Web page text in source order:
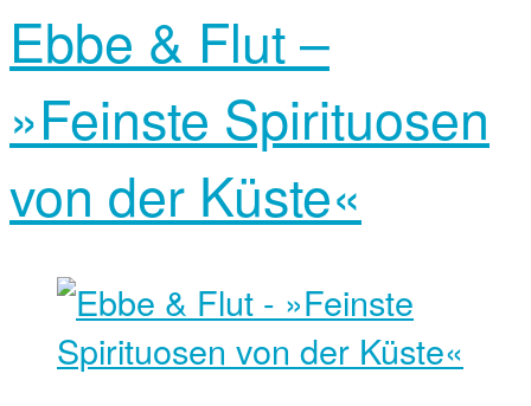
Ebbe & Flut –
»Feinste Spirituosen
von der Küste«